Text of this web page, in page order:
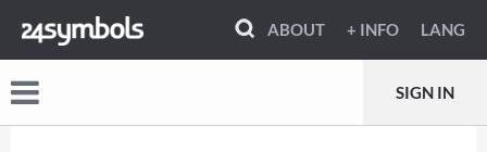
ABOUT + INFO LANG
SIGN IN